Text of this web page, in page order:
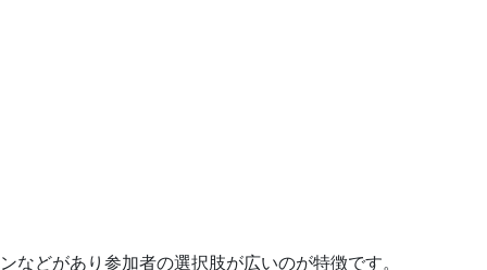
どがあり参加者の選択肢が広いのが特徴です。